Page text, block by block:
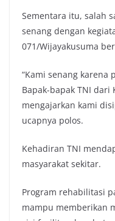
Sementara itu, salah
senang dengan
071/Wijayakusuma
“Kami senang
Bapak-bapak TNI dari
mengajarkan kami
ucapnya polos.
Kehadiran TNI
masyarakat sekitar.
Program rehabilitasi
mampu memberikan